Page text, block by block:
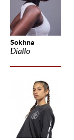
Sokhna
Diallo